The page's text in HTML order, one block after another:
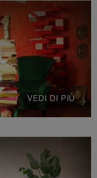
VEDI DI PIÙ